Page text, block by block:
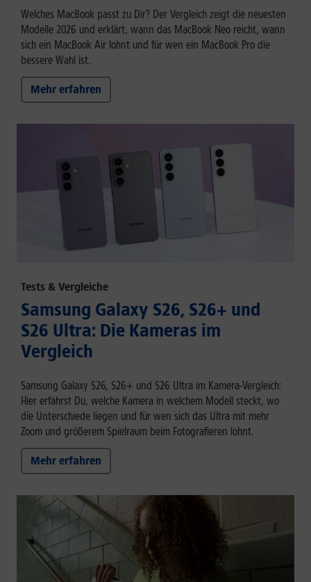
Welches MacBook passt zu Dir? Der Vergleich zeigt die neuesten
Modelle 2026 und erklärt, wann das MacBook Neo reicht, wann
sich ein MacBook Air lohnt und für wen ein MacBook Pro die
bessere Wahl ist.
Mehr erfahren
Tests & Vergleiche
Samsung Galaxy S26, S26+ und
S26 Ultra: Die Kameras im
Vergleich
Samsung Galaxy S26, S26+ und S26 Ultra im Kamera-Vergleich:
Hier erfährst Du, welche Kamera in welchem Modell steckt, wo
die Unterschiede liegen und für wen sich das Ultra mit mehr
Zoom und größerem Spielraum beim Fotografieren lohnt.
Mehr erfahren